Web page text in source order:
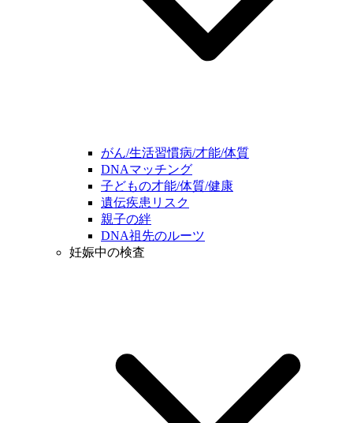
がん/生活習慣病/才能/体質
DNAマッチング
子どもの才能/体質/健康
遺伝疾患リスク
親子の絆
DNA祖先のルーツ
妊娠中の検査